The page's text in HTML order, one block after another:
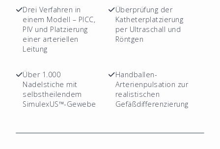
Gefäßzugangs-
Ultraschall-
Trainingsmodell
Menge
Drei Verfahren in
einem Modell – PICC,
PIV und Platzierung
einer arteriellen
Leitung
Überprüfung der
Katheterplatzierung
per Ultraschall und
Röntgen
Über 1.000
Nadelstiche mit
selbstheilendem
SimulexUS™-Gewebe
Handballen-
Arterienpulsation zur
realistischen
Gefäßdifferenzierung